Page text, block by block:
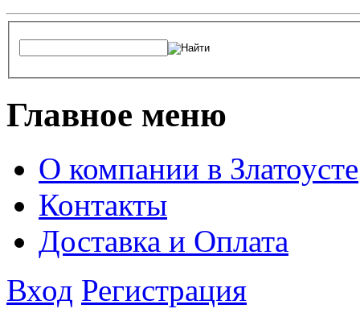
Главное меню
О компании в Златоусте
Контакты
Доставка и Оплата
Вход Регистрация